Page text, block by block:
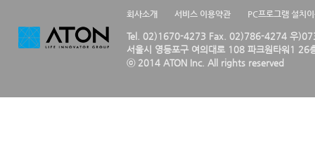
회사소개 서비스 이용약관 PC프로그램 설치
Tel. 02)1670-4273 Fax. 02)786-4274 우
서울시 영등포구 여의대로 108 파크원타워1 26
ⓒ 2014 ATON Inc. All rights reserved